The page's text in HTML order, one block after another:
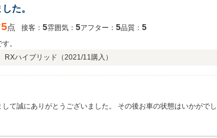
た。
5点 接客： 5雰囲気： 5アフター： 5品質： 5
。
ハイブリッド（2021/11購入）
て誠にありがとうございました。 その後お車の状態はいかが